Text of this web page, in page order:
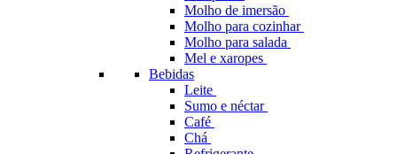
Molho de imersão
Molho para cozinhar
Molho para salada
Mel e xaropes
Bebidas
Leite
Sumo e néctar
Café
Chá